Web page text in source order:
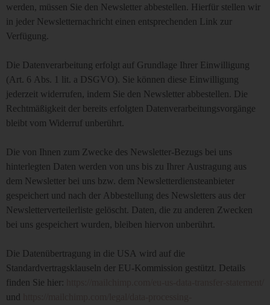
werden, müssen Sie den Newsletter abbestellen. Hierfür stellen wir
in jeder Newsletternachricht einen entsprechenden Link zur
Verfügung.
Die Datenverarbeitung erfolgt auf Grundlage Ihrer Einwilligung
(Art. 6 Abs. 1 lit. a DSGVO). Sie können diese Einwilligung
jederzeit widerrufen, indem Sie den Newsletter abbestellen. Die
Rechtmäßigkeit der bereits erfolgten Datenverarbeitungsvorgänge
bleibt vom Widerruf unberührt.
Die von Ihnen zum Zwecke des Newsletter-Bezugs bei uns
hinterlegten Daten werden von uns bis zu Ihrer Austragung aus
dem Newsletter bei uns bzw. dem Newsletterdiensteanbieter
gespeichert und nach der Abbestellung des Newsletters aus der
Newsletterverteilerliste gelöscht. Daten, die zu anderen Zwecken
bei uns gespeichert wurden, bleiben hiervon unberührt.
Die Datenübertragung in die USA wird auf die
Standardvertragsklauseln der EU-Kommission gestützt. Details
finden Sie hier:
und